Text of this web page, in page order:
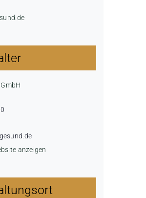
GmbH
anzeigen